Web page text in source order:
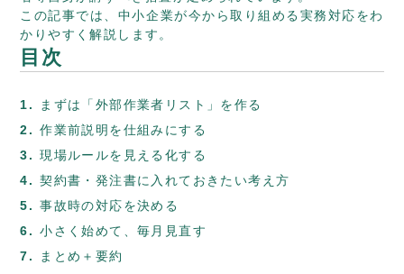
この記事では、中小企業が今から取り組める実務対応をわ
かりやすく解説します。
目次
まずは「外部作業者リスト」を作る
作業前説明を仕組みにする
現場ルールを見える化する
契約書・発注書に入れておきたい考え方
事故時の対応を決める
小さく始めて、毎月見直す
まとめ＋要約